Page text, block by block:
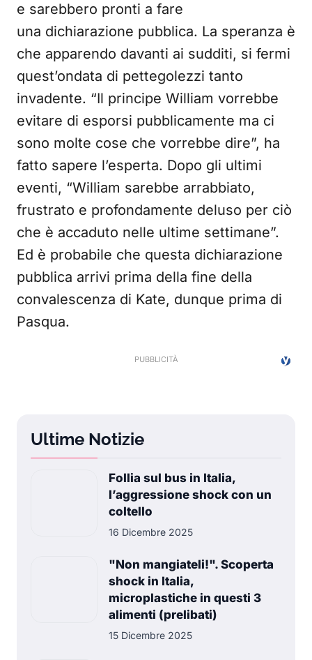
e sarebbero pronti a fare
una dichiarazione pubblica. La speranza è
che apparendo davanti ai sudditi, si fermi
quest’ondata di pettegolezzi tanto
invadente. “Il principe William vorrebbe
evitare di esporsi pubblicamente ma ci
sono molte cose che vorrebbe dire”, ha
fatto sapere l’esperta. Dopo gli ultimi
eventi, “William sarebbe arrabbiato,
frustrato e profondamente deluso per ciò
che è accaduto nelle ultime settimane”.
Ed è probabile che questa dichiarazione
pubblica arrivi prima della fine della
convalescenza di Kate, dunque prima di
Pasqua.
Ultime Notizie
Follia sul bus in Italia,
l’aggressione shock con un
coltello
16 Dicembre 2025
"Non mangiateli!". Scoperta
shock in Italia,
microplastiche in questi 3
alimenti (prelibati)
15 Dicembre 2025